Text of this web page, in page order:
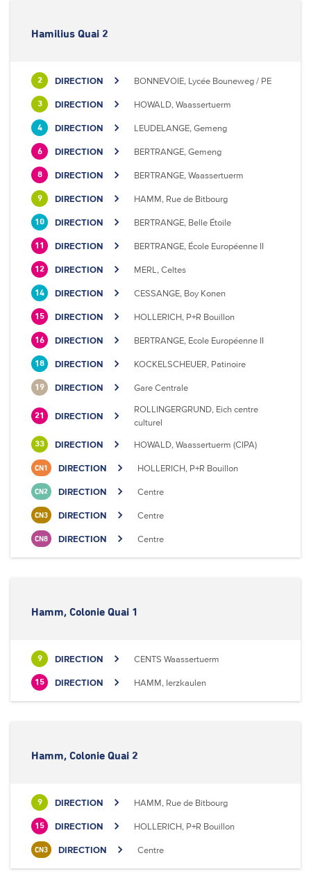
Hamilius Quai 2
2 DIRECTION BONNEVOIE, Lycée Bouneweg / PE
3 DIRECTION HOWALD, Waassertuerm
4 DIRECTION LEUDELANGE, Gemeng
6 DIRECTION BERTRANGE, Gemeng
8 DIRECTION BERTRANGE, Waassertuerm
9 DIRECTION HAMM, Rue de Bitbourg
10 DIRECTION BERTRANGE, Belle Étoile
11 DIRECTION BERTRANGE, École Européenne II
12 DIRECTION MERL, Celtes
14 DIRECTION CESSANGE, Boy Konen
15 DIRECTION HOLLERICH, P+R Bouillon
16 DIRECTION BERTRANGE, Ecole Européenne II
18 DIRECTION KOCKELSCHEUER, Patinoire
19 DIRECTION Gare Centrale
21 DIRECTION
ROLLINGERGRUND, Eich centre
culturel
33 DIRECTION HOWALD, Waassertuerm (CIPA)
CN1 DIRECTION HOLLERICH, P+R Bouillon
CN2 DIRECTION Centre
CN3 DIRECTION Centre
CN8 DIRECTION Centre
Hamm, Colonie Quai 1
9 DIRECTION CENTS Waassertuerm
15 DIRECTION HAMM, Ierzkaulen
Hamm, Colonie Quai 2
9 DIRECTION HAMM, Rue de Bitbourg
15 DIRECTION HOLLERICH, P+R Bouillon
CN3 DIRECTION Centre